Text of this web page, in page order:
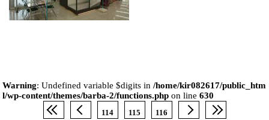
Warning: Undefined variable $digits in/home/kir082617/public_htm
l/wp-content/themes/barba-2/functions.php on line630
114 115 116